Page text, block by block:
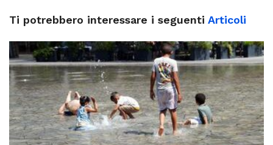
Ti potrebbero interessare i seguenti Articoli